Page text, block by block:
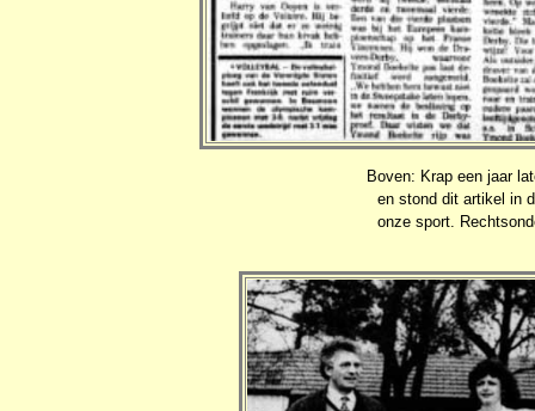
Boven: Krap een jaar
en stond dit artikel in
onze sport.